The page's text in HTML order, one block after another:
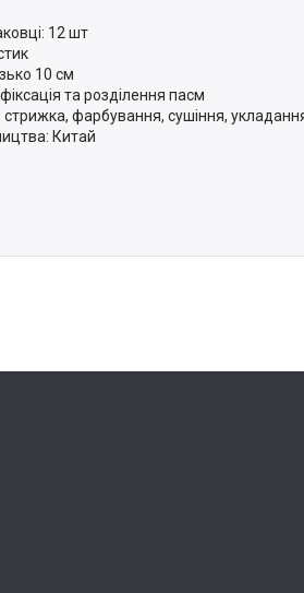
12 шт
10 см
та розділення пасм
стрижка, фарбування, сушіння,
Китай